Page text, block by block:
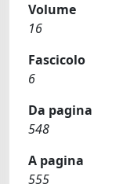
Volume
16
Fascicolo
6
Da pagina
548
A pagina
555